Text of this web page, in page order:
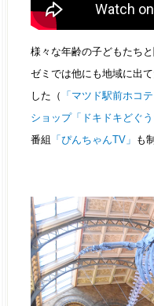
様々な年齢の子どもたち
ゼミでは他にも地域に出
した（ 「マツド駅前ホコ
ショップ「ドキドキどぐう
番組 「ぴんちゃんTV」 も